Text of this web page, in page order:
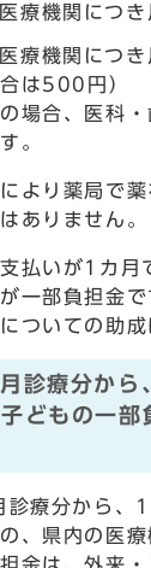
療機関につ
療機関につ
は500円）
場合、医科・
。
より薬局で薬
ありません。
払いが1カ月
一部負担金
ついての助成
診療分から
どもの一部
診療分から、
、県内の医
金は、外来